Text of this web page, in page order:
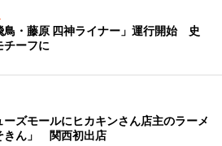
鳥・藤原 四神ライナー」運行開始 史
チーフに
ーズモールにヒカキンさん店主のラーメ
きん」 関西初出店